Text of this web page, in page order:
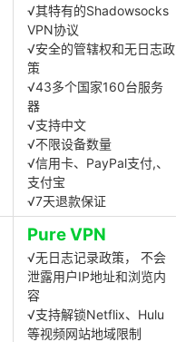
√其特有的Shadowsocks
VPN协议
√安全的管辖权和无日志政
策
√43多个国家160台服务
器
√支持中文
√不限设备数量
√信用卡、PayPal支付,、
支付宝
√7天退款保证
Pure VPN
√无日志记录政策， 不会
泄露用户IP地址和浏览内
容
√支持解锁Netflix、Hulu
等视频网站地域限制